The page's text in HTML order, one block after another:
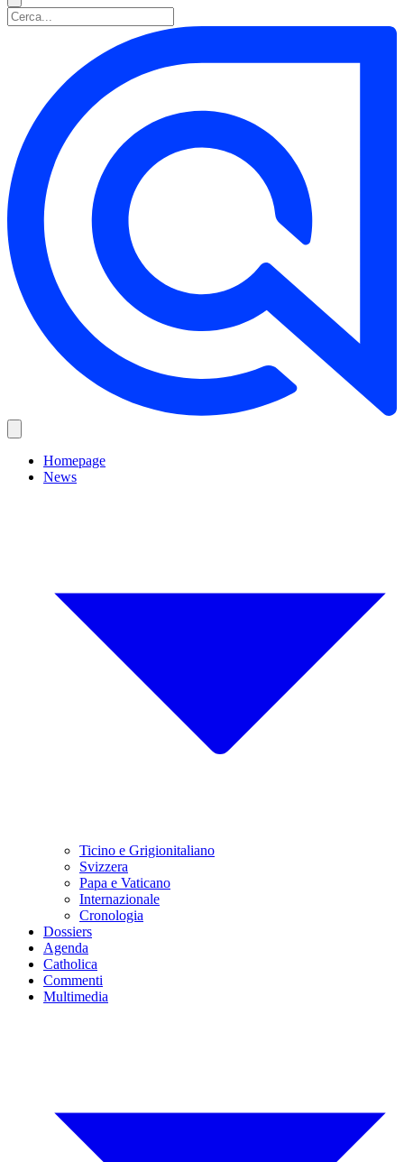
Homepage
News
Ticino e Grigionitaliano
Svizzera
Papa e Vaticano
Internazionale
Cronologia
Dossiers
Agenda
Catholica
Commenti
Multimedia